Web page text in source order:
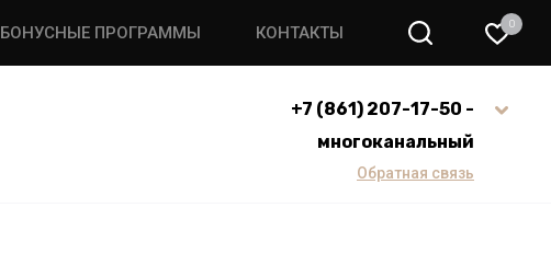
БОНУСНЫЕ ПРОГРАММЫ КОНТАКТЫ 0
+7 (861) 207-17-50 -
многоканальный
Обратная связь